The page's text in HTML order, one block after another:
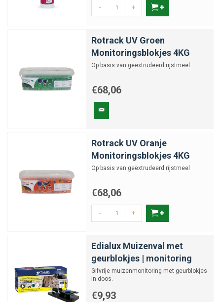
- +
Rotrack UV Groen
Monitoringsblokjes 4KG
Op basis van geëxtrudeerd rijstmeel
€68,06
Rotrack UV Oranje
Monitoringsblokjes 4KG
Op basis van geëxtrudeerd rijstmeel
€68,06
- +
Edialux Muizenval met
geurblokjes | monitoring
Gifvrije muizenmonitoring met geurblokjes
in doos.
€9,93